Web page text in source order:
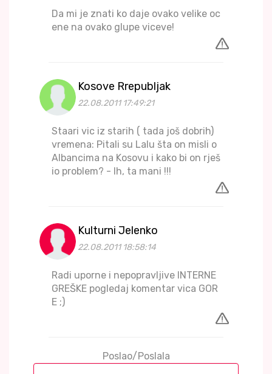
Da mi je znati ko daje ovako velike oc
ene na ovako glupe viceve!
Kosove Rrepubljak
22.08.2011 17:49:21
Staari vic iz starih ( tada još dobrih)
vremena: Pitali su Lalu šta on misli o
Albancima na Kosovu i kako bi on rješ
io problem? - Ih, ta mani !!!
Kulturni Jelenko
22.08.2011 18:58:14
Radi uporne i nepopravljive INTERNE
GREŠKE pogledaj komentar vica GOR
E ;)
Poslao/Poslala